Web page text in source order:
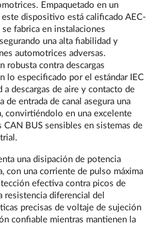
Empaquetado en un
dispositivo está calificado AEC-
fabrica en instalaciones
una alta fiabilidad y
automotrices adversas.
robusta contra descargas
lo especificado por el estándar IEC
descargas de aire y contacto de
de entrada de canal asegura una
convirtiéndolo en una excelente
BUS sensibles en sistemas de
una disipación de potencia
con una corriente de pulso máxima
efectiva contra picos de
diferencial del
precisas de voltaje de sujeción
confiable mientras mantienen la